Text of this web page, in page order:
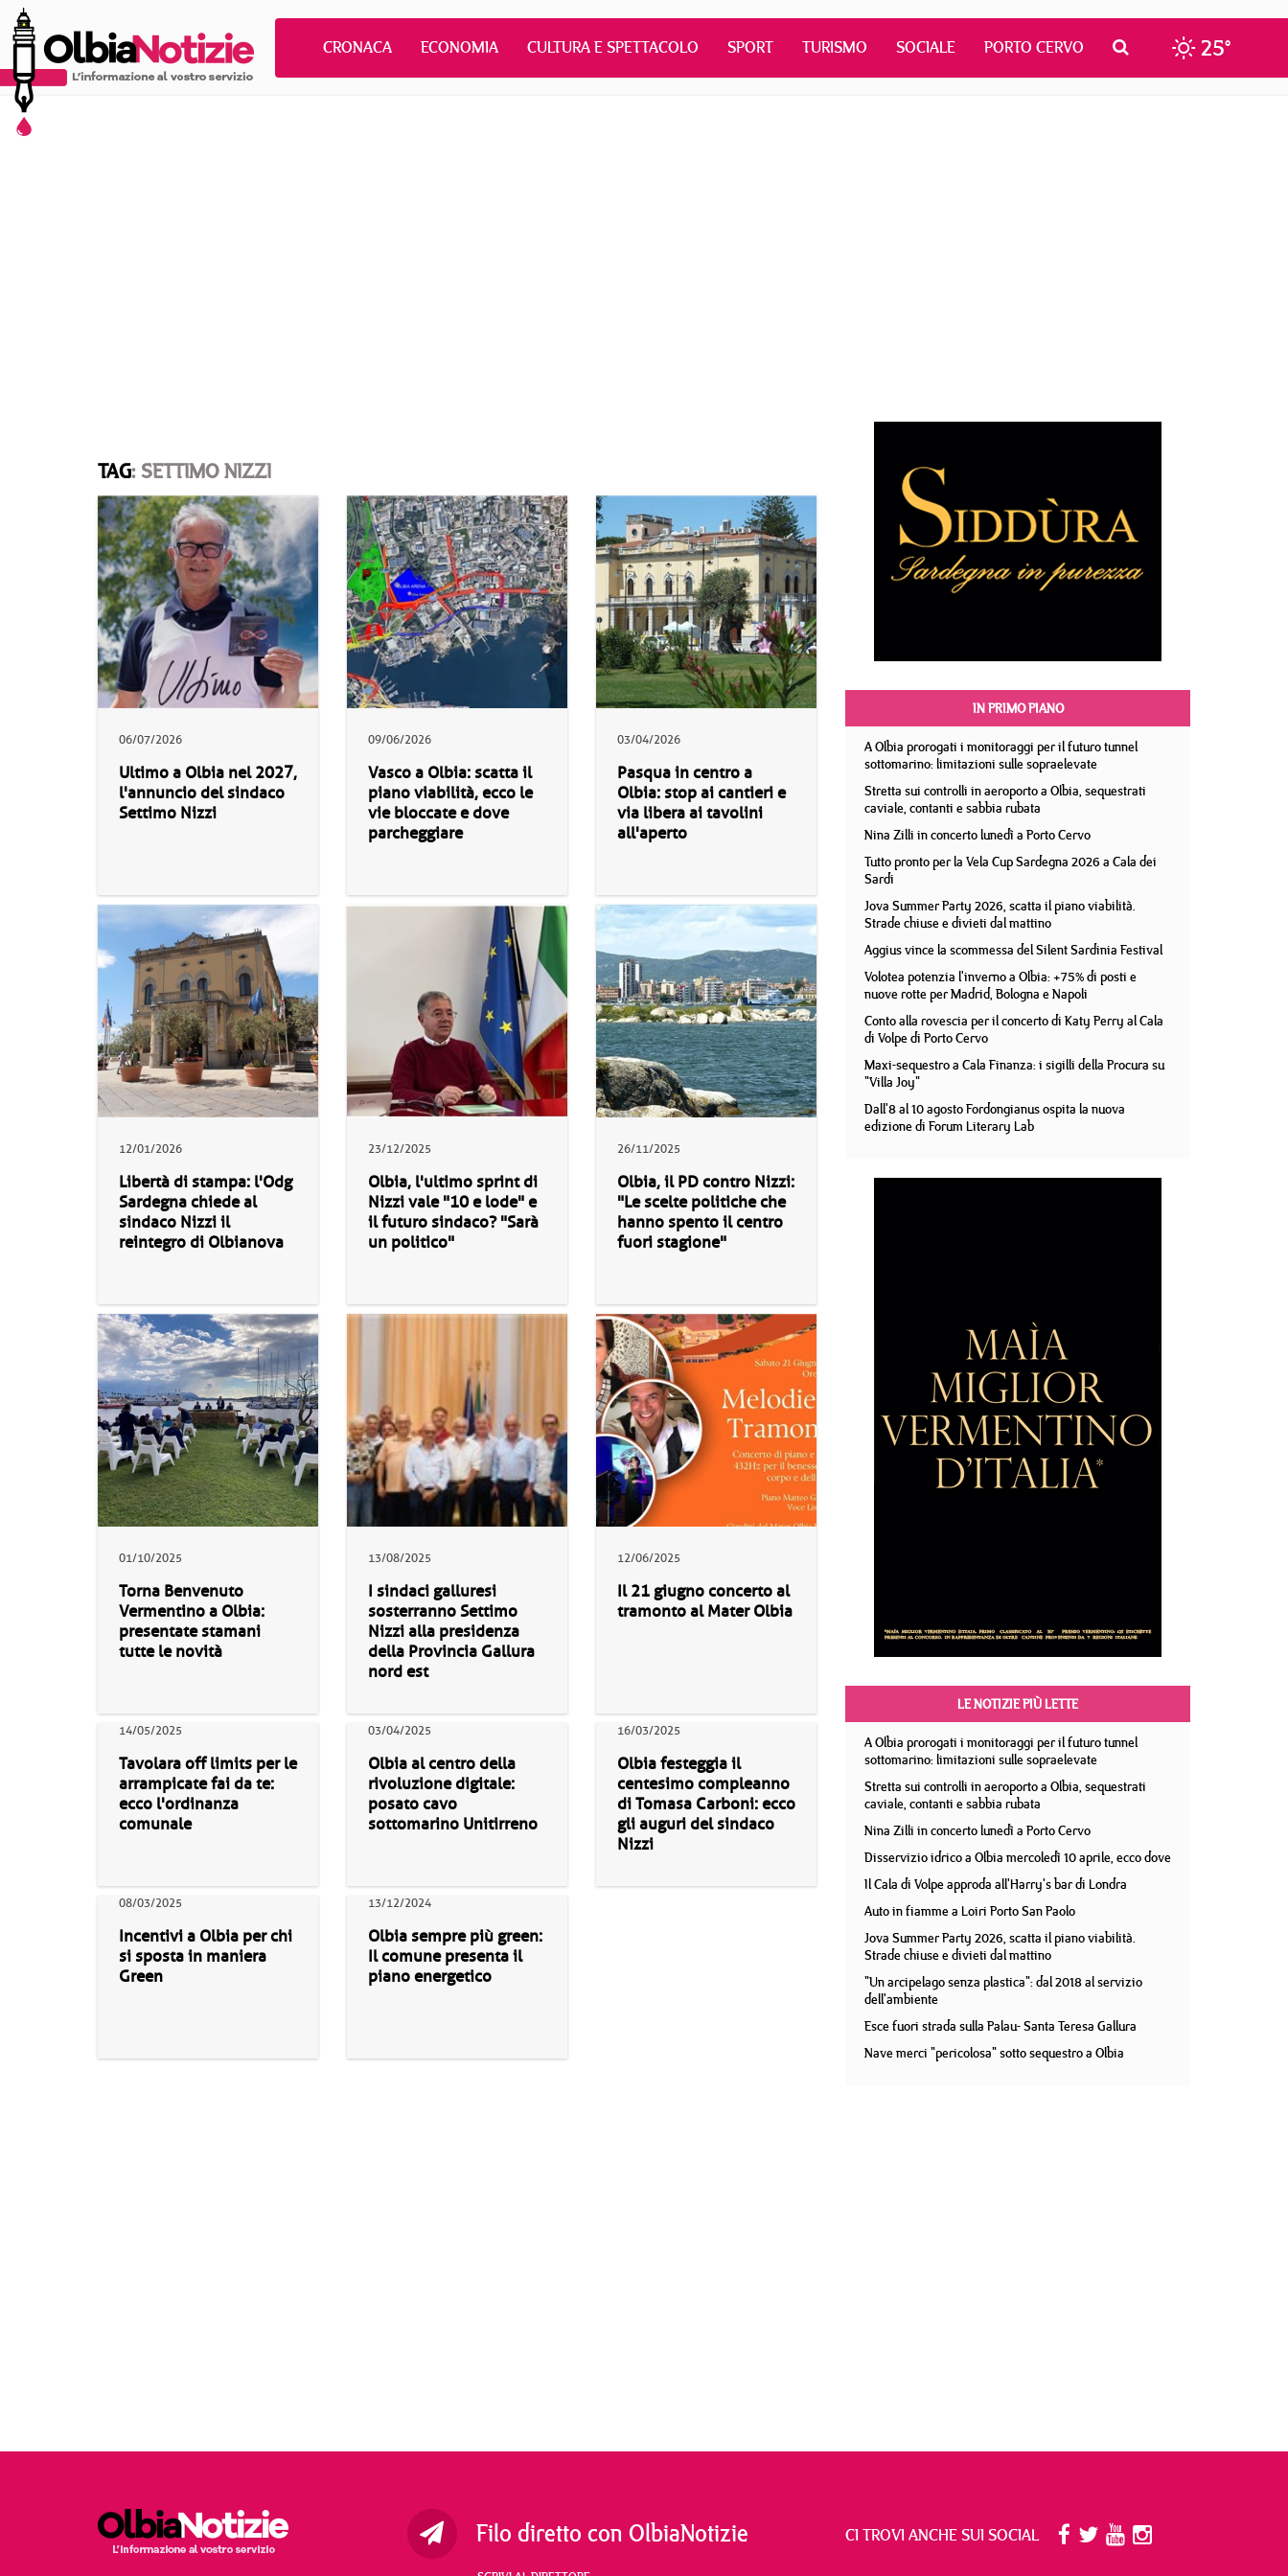
CRONACA ECONOMIA CULTURA E SPETTACOLO SPORT TURISMO SOCIALE PORTO CERVO 25°
TAG: SETTIMO NIZZI
06/07/2026
Ultimo a Olbia nel 2027,
l'annuncio del sindaco
Settimo Nizzi
09/06/2026
Vasco a Olbia: scatta il
piano viabilità, ecco le
vie bloccate e dove
parcheggiare
03/04/2026
Pasqua in centro a
Olbia: stop ai cantieri e
via libera ai tavolini
all'aperto
12/01/2026
Libertà di stampa: l'Odg
Sardegna chiede al
sindaco Nizzi il
reintegro di Olbianova
23/12/2025
Olbia, l'ultimo sprint di
Nizzi vale "10 e lode" e
il futuro sindaco? "Sarà
un politico"
26/11/2025
Olbia, il PD contro Nizzi:
"Le scelte politiche che
hanno spento il centro
fuori stagione"
01/10/2025
Torna Benvenuto
Vermentino a Olbia:
presentate stamani
tutte le novità
13/08/2025
I sindaci galluresi
sosterranno Settimo
Nizzi alla presidenza
della Provincia Gallura
nord est
12/06/2025
Il 21 giugno concerto al
tramonto al Mater Olbia
14/05/2025
Tavolara off limits per le
arrampicate fai da te:
ecco l'ordinanza
comunale
03/04/2025
Olbia al centro della
rivoluzione digitale:
posato cavo
sottomarino Unitirreno
16/03/2025
Olbia festeggia il
centesimo compleanno
di Tomasa Carboni: ecco
gli auguri del sindaco
Nizzi
08/03/2025
Incentivi a Olbia per chi
si sposta in maniera
Green
13/12/2024
Olbia sempre più green:
Il comune presenta il
piano energetico
IN PRIMO PIANO
A Olbia prorogati i monitoraggi per il futuro tunnel
sottomarino: limitazioni sulle sopraelevate
Stretta sui controlli in aeroporto a Olbia, sequestrati
caviale, contanti e sabbia rubata
Nina Zilli in concerto lunedì a Porto Cervo
Tutto pronto per la Vela Cup Sardegna 2026 a Cala dei
Sardi
Jova Summer Party 2026, scatta il piano viabilità.
Strade chiuse e divieti dal mattino
Aggius vince la scommessa del Silent Sardinia Festival
Volotea potenzia l'inverno a Olbia: +75% di posti e
nuove rotte per Madrid, Bologna e Napoli
Conto alla rovescia per il concerto di Katy Perry al Cala
di Volpe di Porto Cervo
Maxi-sequestro a Cala Finanza: i sigilli della Procura su
"Villa Joy"
Dall'8 al 10 agosto Fordongianus ospita la nuova
edizione di Forum Literary Lab
LE NOTIZIE PIÙ LETTE
A Olbia prorogati i monitoraggi per il futuro tunnel
sottomarino: limitazioni sulle sopraelevate
Stretta sui controlli in aeroporto a Olbia, sequestrati
caviale, contanti e sabbia rubata
Nina Zilli in concerto lunedì a Porto Cervo
Disservizio idrico a Olbia mercoledì 10 aprile, ecco dove
Il Cala di Volpe approda all'Harry's bar di Londra
Auto in fiamme a Loiri Porto San Paolo
Jova Summer Party 2026, scatta il piano viabilità.
Strade chiuse e divieti dal mattino
"Un arcipelago senza plastica": dal 2018 al servizio
dell'ambiente
Esce fuori strada sulla Palau- Santa Teresa Gallura
Nave merci "pericolosa" sotto sequestro a Olbia
Filo diretto con OlbiaNotizie CI TROVI ANCHE SUI SOCIAL